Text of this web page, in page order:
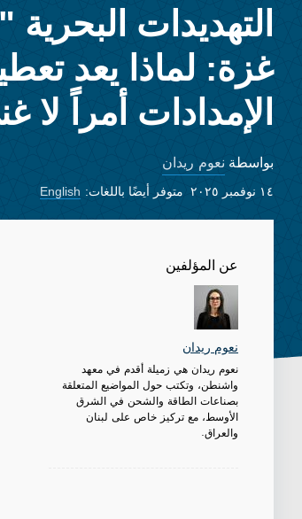
التهديدات
غزة: لماذا يعد
الإمدادات أمراً لا
بواسطة نعوم ريدان
١٤ نوفمبر ٢٠٢٥ متوفر أيضًا باللغات: English
عن المؤلفين
نعوم ريدان
نعوم ريدان هي زميلة أقدم في معهد
واشنطن، وتكتب حول المواضيع المتعلقة
بصناعات الطاقة والشحن في الشرق
الأوسط، مع تركيز خاص على لبنان
والعراق.